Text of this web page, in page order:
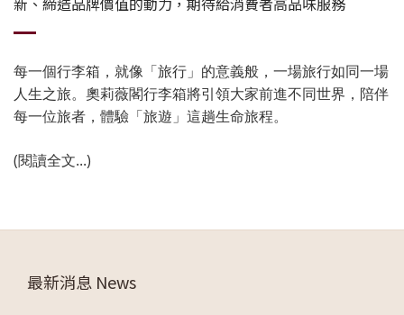
每一個行李箱，就像「旅行」的意義般，一場旅行如同一場
人生之旅。奧莉薇閣行李箱將引領大家前進不同世界，陪伴
每一位旅者，體驗「旅遊」這趟生命旅程。
(閱讀全文...)
最新消息 News